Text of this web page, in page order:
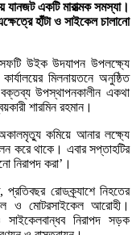
একটি মারাত্মক সমস্যা।
হাঁটা ও সাইকেল চালানো
উইক উদযাপন উপলক্ষ্যে
মিলনায়তনে অনুষ্ঠিত
উপস্থাপনকালীন একথা
শারমিন রহমান।
কমিয়ে আনার লক্ষ্যে
করে থাকে। এবার সপ্তাহটির
নিরাপদ করা’।
প্রতিবছর রোডক্র্যাশে নিহতের
ও মোটরসাইকেল আরোহী।
নিরাপদ সড়ক